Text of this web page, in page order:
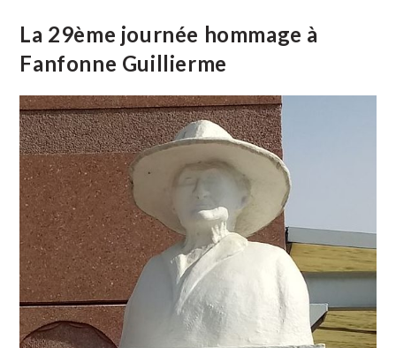
La 29ème journée hommage à
Fanfonne Guillierme